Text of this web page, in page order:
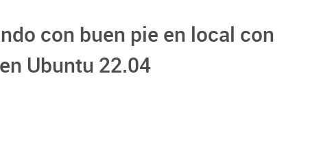
con buen pie en local con
Ubuntu 22.04